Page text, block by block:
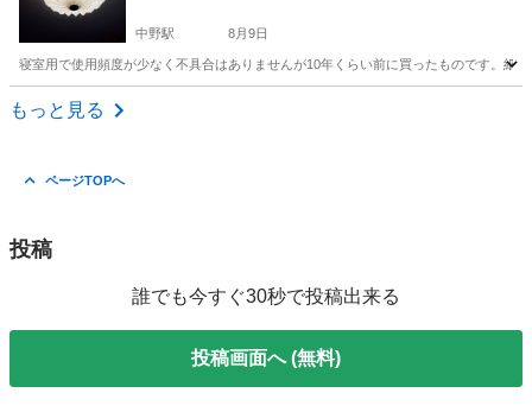
中野駅 8月9日
寝室用で使用頻度が少なく不具合はありませんが10年くらい前に買ったものです。紙
東京 中野区
もっと見る
ページTOPへ
投稿
誰でも今すぐ30秒で投稿出来る
投稿画面へ (無料)